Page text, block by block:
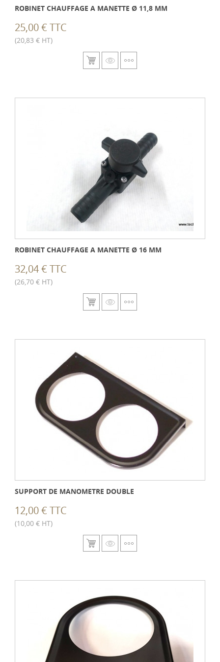
ROBINET CHAUFFAGE A MANETTE Ø 11,8 MM
25,00 € TTC
(20,83 € HT)
ROBINET CHAUFFAGE A MANETTE Ø 16 MM
32,04 € TTC
(26,70 € HT)
SUPPORT DE MANOMETRE DOUBLE
12,00 € TTC
(10,00 € HT)